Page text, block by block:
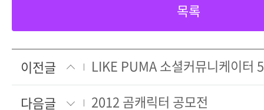
목록
이전글
LIKE PUMA 소셜커뮤니케이터
다음글
2012 곰캐릭터 공모전